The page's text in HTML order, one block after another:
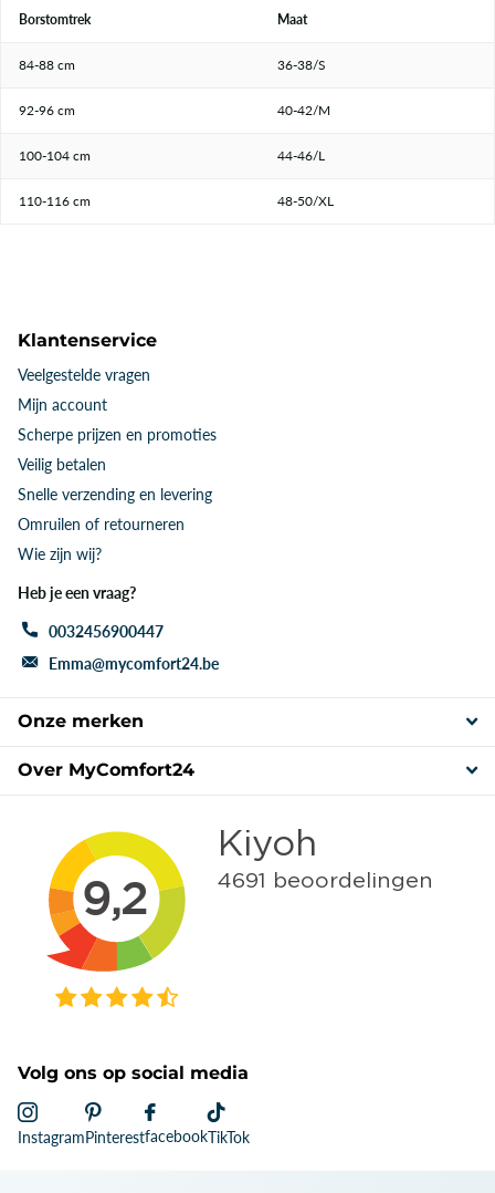
Borstomtrek Maat
84-88 cm 36-38/S
92-96 cm 40-42/M
100-104 cm 44-46/L
110-116 cm 48-50/XL
Klantenservice
Veelgestelde vragen
Mijn account
Scherpe prijzen en promoties
Veilig betalen
Snelle verzending en levering
Omruilen of retourneren
Wie zijn wij?
Heb je een vraag?
0032456900447
Emma@mycomfort24.be
Onze merken
Over MyComfort24
Volg ons op social media
InstagramPinterestfacebookTikTok